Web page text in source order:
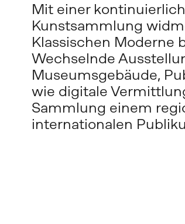
Mit einer
Kunstsammlung
Klassischen Moderne
Wechselnde
Museumsgebäude,
wie digitale
Sammlung einem
internationalen